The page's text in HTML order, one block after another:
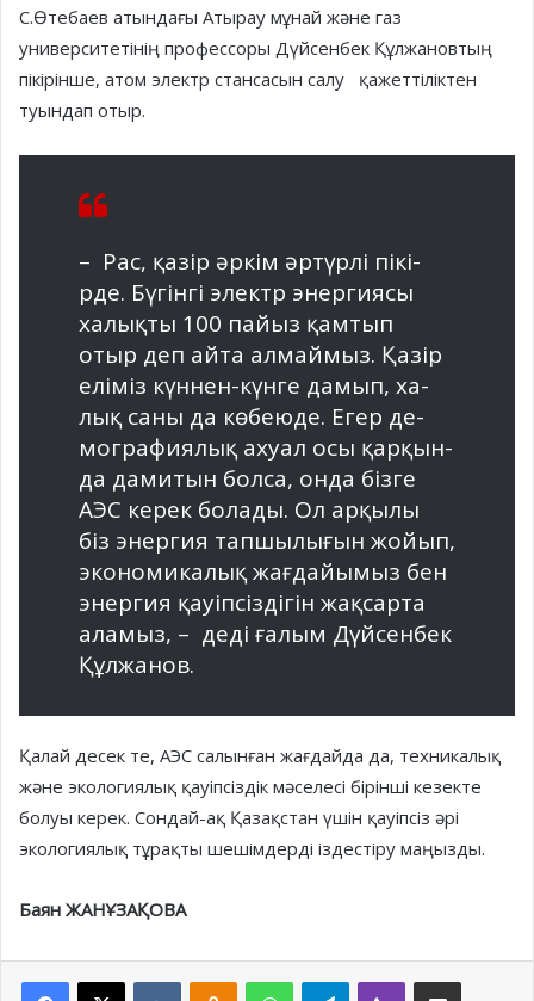
С.Өтебаев атындағы Атырау мұнай және газ
университетінің профессоры Дүйсенбек Құл­жанов­тың
пікірінше, атом элек­тр стансасын салу қажеттіліктен
туындап отыр.
– Рас, қазір әркім әртүрлі пікі­
рде. Бүгінгі электр энер­гия­сы
халықты 100 пайыз қамтып
отыр деп айта алмаймыз. Қазір
еліміз күннен-күнге дамып, ха­
лық саны да көбеюде. Егер де­
мо­графиялық ахуал осы қар­қын­
да дамитын болса, онда бізге
АЭС керек болады. Ол арқылы
біз энергия тапшылығын жо­йып,
экономикалық жағдайы­мыз бен
энергия қауіпсіздігін жақсарта
аламыз, – деді ғалым Дүйсенбек
Құлжанов.
Қалай десек те, АЭС салын­ған жағдайда да, техникалық
және экологиялық қауіпсіздік мәселесі бірінші кезекте
болуы керек. Сондай-ақ Қазақстан үшін қауіпсіз әрі
экологиялық тұрақты шешімдерді іздестіру маңызды.
Баян ЖАНҰЗАҚОВА
Facebook
X VKontakteOdnoklassniki
WhatsAppTelegramViber Share via Email